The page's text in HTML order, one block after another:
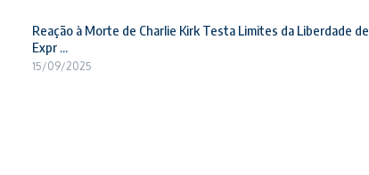
Reação à Morte de Charlie Kirk Testa Limites da Liberdade de
Expr ...
15/09/2025